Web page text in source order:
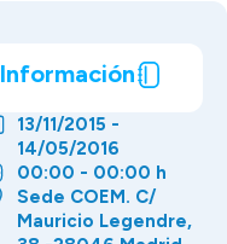
Información
13/11/2015 -
14/05/2016
00:00 - 00:00 h
Sede COEM. C/
Mauricio Legendre,